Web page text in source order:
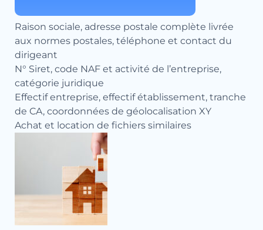
Raison sociale, adresse postale complète livrée
aux normes postales, téléphone et contact du
dirigeant
N° Siret, code NAF et activité de l’entreprise,
catégorie juridique
Effectif entreprise, effectif établissement, tranche
de CA, coordonnées de géolocalisation XY
Achat et location de fichiers similaires